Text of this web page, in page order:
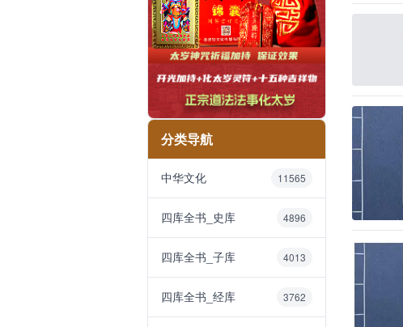
分类导航
中华文化 11565
四库全书_史库 4896
四库全书_子库 4013
四库全书_经库 3762